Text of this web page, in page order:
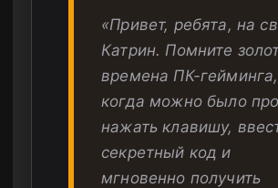
«Привет, ребята, на
Катрин. Помните
времена ПК-гейминга,
когда можно было
нажать клавишу,
секретный код и
мгновенно получить